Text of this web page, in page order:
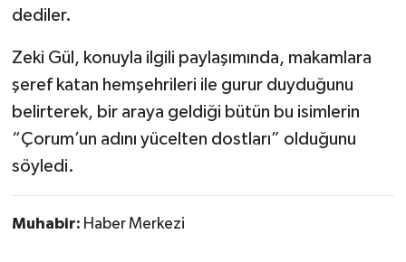
dediler.
Zeki Gül, konuyla ilgili paylaşımında, makamlara
şeref katan hemşehrileri ile gurur duyduğunu
belirterek, bir araya geldiği bütün bu isimlerin
“Çorum’un adını yücelten dostları” olduğunu
söyledi.
Muhabir: Haber Merkezi